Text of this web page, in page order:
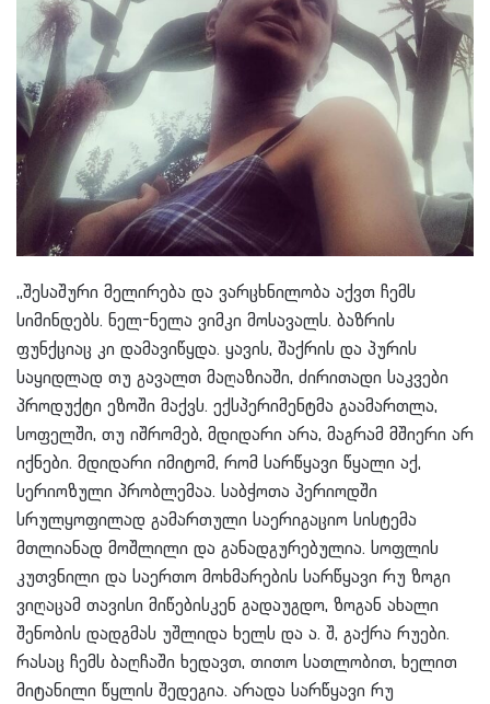
,,შესაშური მელირება და ვარცხნილობა აქვთ ჩემს
სიმინდებს. ნელ-ნელა ვიმკი მოსავალს. ბაზრის
ფუნქციაც კი დამავიწყდა. ყავის, შაქრის და პურის
საყიდლად თუ გავალთ მაღაზიაში, ძირითადი საკვები
პროდუქტი ეზოში მაქვს. ექსპერიმენტმა გაამართლა,
სოფელში, თუ იშრომებ, მდიდარი არა, მაგრამ მშიერი არ
იქნები. მდიდარი იმიტომ, რომ სარწყავი წყალი აქ,
სერიოზული პრობლემაა. საბჭოთა პერიოდში
სრულყოფილად გამართული საერიგაციო სისტემა
მთლიანად მოშლილი და განადგურებულია. სოფლის
კუთვნილი და საერთო მოხმარების სარწყავი რუ ზოგი
ვიღაცამ თავისი მიწებისკენ გადაუგდო, ზოგან ახალი
შენობის დადგმას უშლიდა ხელს და ა. შ, გაქრა რუები.
რასაც ჩემს ბაღჩაში ხედავთ, თითო სათლობით, ხელით
მიტანილი წყლის შედეგია. არადა სარწყავი რუ